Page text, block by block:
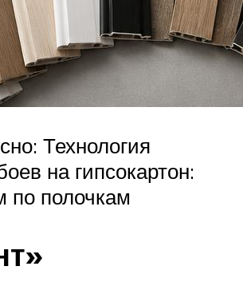
Технология
на гипсокартон:
по полочкам